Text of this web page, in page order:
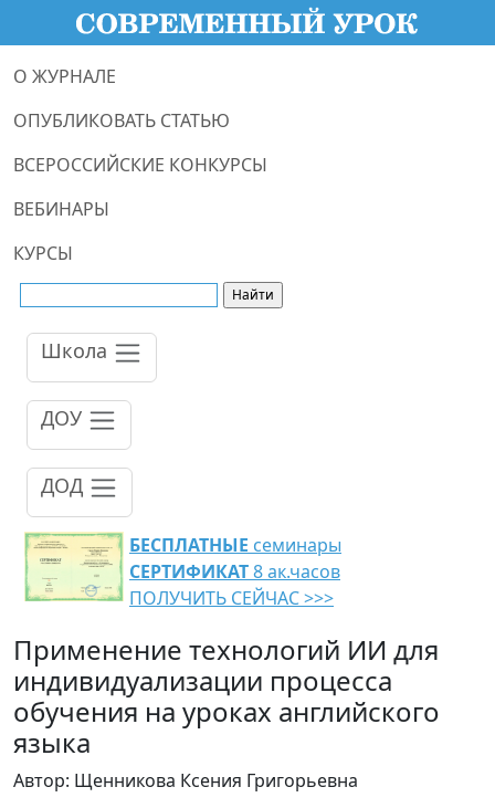
О ЖУРНАЛЕ
ОПУБЛИКОВАТЬ СТАТЬЮ
ВСЕРОССИЙСКИЕ КОНКУРСЫ
ВЕБИНАРЫ
КУРСЫ
Школа
ДОУ
ДОД
БЕСПЛАТНЫЕ семинары
СЕРТИФИКАТ8 ак.часов
ПОЛУЧИТЬ СЕЙЧАС >>>
Применение технологий ИИ для
индивидуализации процесса
обучения на уроках английского
языка
Автор: Щенникова Ксения Григорьевна